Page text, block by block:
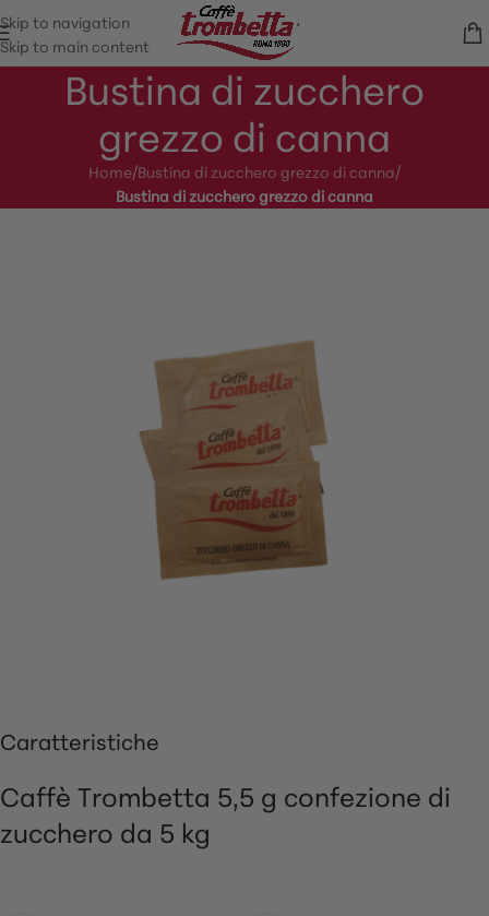
Skip to navigation
Skip to main content
Bustina di zucchero
grezzo di canna
Home/Bustina di zucchero grezzo di canna/
Bustina di zucchero grezzo di canna
Caratteristiche
Caffè Trombetta 5,5 g confezione di
zucchero da 5 kg